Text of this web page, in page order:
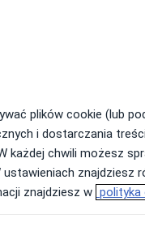
Sob,
8 Sie
Ndz,
9 Sie
nie jest dostępne
plików cookie (lub
i dostarczania
każdej chwili możesz
znajdziesz
znajdziesz w polityka